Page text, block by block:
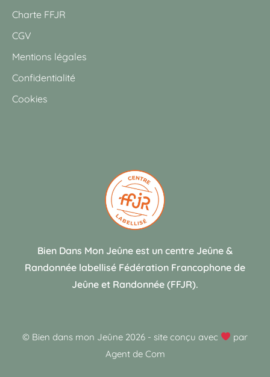
Charte FFJR
CGV
Mentions légales
Confidentialité
Cookies
Bien Dans Mon Jeûne est un centre Jeûne &
Randonnée labellisé Fédération Francophone de
Jeûne et Randonnée (FFJR).
© Bien dans mon Jeûne 2026- site conçu avec
par
Agent de Com